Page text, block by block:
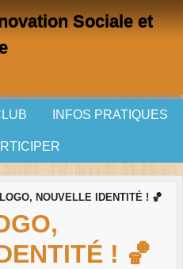
Sociale et
INFOS PRATIQUES
NOUVELLE IDENTITÉ ! 🏀
! 🏀